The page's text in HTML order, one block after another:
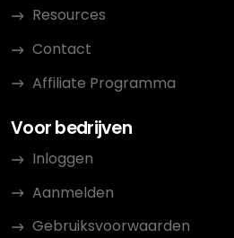
Resources
Contact
Affiliate Programma
Voor bedrijven
Inloggen
Aanmelden
Gebruiksvoorwaarden